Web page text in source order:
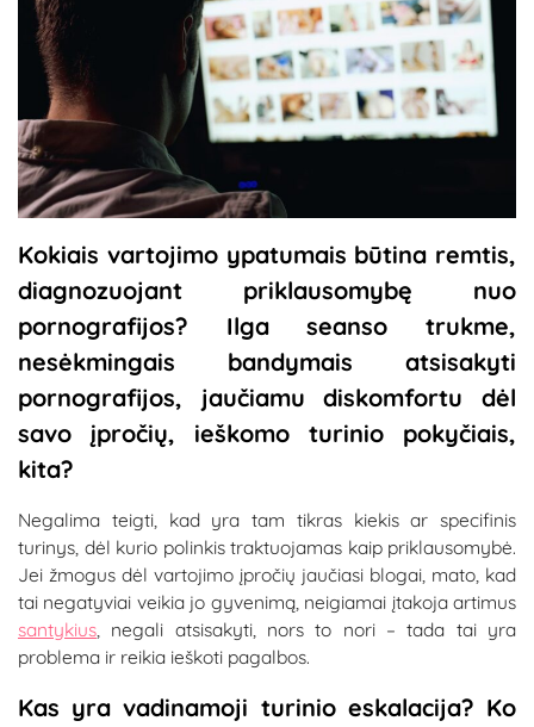
Kokiais vartojimo ypatumais būtina remtis,
diagnozuojant priklausomybę nuo
pornografijos? Ilga seanso trukme,
nesėkmingais bandymais atsisakyti
pornografijos, jaučiamu diskomfortu dėl
savo įpročių, ieškomo turinio pokyčiais,
kita?
Negalima teigti, kad yra tam tikras kiekis ar specifinis
turinys, dėl kurio polinkis traktuojamas kaip priklausomybė.
Jei žmogus dėl vartojimo įpročių jaučiasi blogai, mato, kad
tai negatyviai veikia jo gyvenimą, neigiamai įtakoja artimus
santykius, negali atsisakyti, nors to nori – tada tai yra
problema ir reikia ieškoti pagalbos.
Kas yra vadinamoji turinio eskalacija? Ko